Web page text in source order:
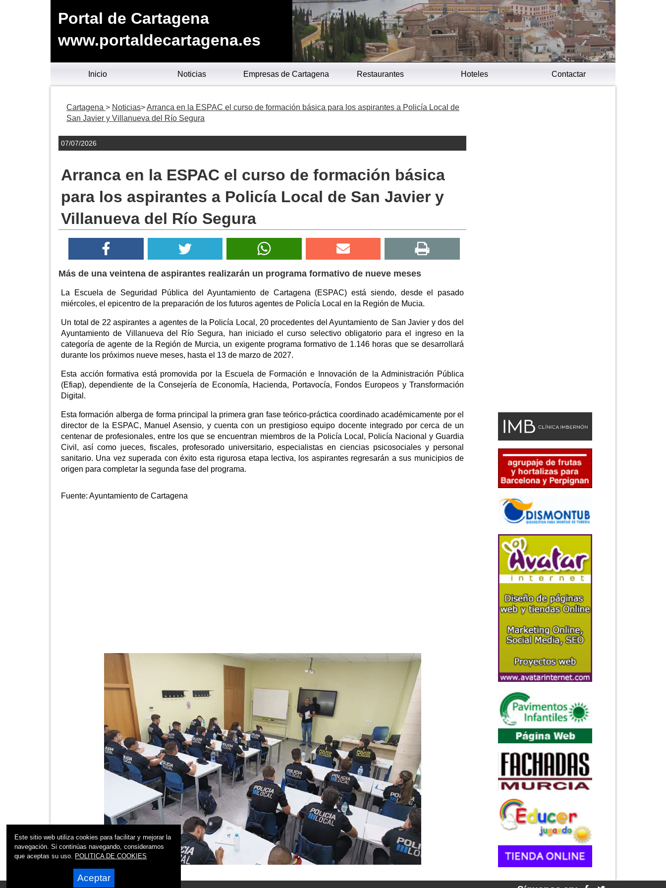
Portal de Cartagena
www.portaldecartagena.es
Inicio Noticias Empresas de Cartagena Restaurantes Hoteles Contactar
Cartagena Noticias
Arranca en la ESPAC el curso de formación básica para los aspirantes a Policía Local de
San Javier y Villanueva del Río Segura
07/07/2026
Arranca en la ESPAC el curso de formación básica
para los aspirantes a Policía Local de San Javier y
Villanueva del Río Segura
Más de una veintena de aspirantes realizarán un programa formativo de nueve meses
La Escuela de Seguridad Pública del Ayuntamiento de Cartagena (ESPAC) está siendo, desde el pasado
miércoles, el epicentro de la preparación de los futuros agentes de Policía Local en la Región de Mucia.
Un total de 22 aspirantes a agentes de la Policía Local, 20 procedentes del Ayuntamiento de San Javier y dos del
Ayuntamiento de Villanueva del Río Segura, han iniciado el curso selectivo obligatorio para el ingreso en la
categoría de agente de la Región de Murcia, un exigente programa formativo de 1.146 horas que se desarrollará
durante los próximos nueve meses, hasta el 13 de marzo de 2027.
Esta acción formativa está promovida por la Escuela de Formación e Innovación de la Administración Pública
(Efiap), dependiente de la Consejería de Economía, Hacienda, Portavocía, Fondos Europeos y Transformación
Digital.
Esta formación alberga de forma principal la primera gran fase teórico-práctica coordinado académicamente por el
director de la ESPAC, Manuel Asensio, y cuenta con un prestigioso equipo docente integrado por cerca de un
centenar de profesionales, entre los que se encuentran miembros de la Policía Local, Policía Nacional y Guardia
Civil, así como jueces, fiscales, profesorado universitario, especialistas en ciencias psicosociales y personal
sanitario. Una vez superada con éxito esta rigurosa etapa lectiva, los aspirantes regresarán a sus municipios de
origen para completar la segunda fase del programa.
Fuente: Ayuntamiento de Cartagena
Este sitio web utiliza cookies para facilitar y mejorar la
navegación. Si continúas navegando, consideramos
que aceptas su uso. POLITICA DE COOKIES
Aceptar